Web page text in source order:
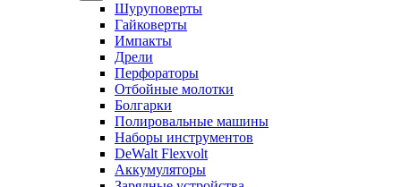
Шуруповерты
Гайковерты
Импакты
Дрели
Перфораторы
Отбойные молотки
Болгарки
Полировальные машины
Наборы инструментов
DeWalt Flexvolt
Аккумуляторы